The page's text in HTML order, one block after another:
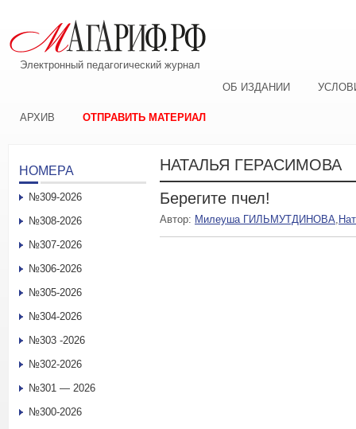
Электронный педагогический журнал
ОБ ИЗДАНИИ
АРХИВ ОТПРАВИТЬ МАТЕРИАЛ
НАТАЛЬЯ ГЕРАСИМОВА
Берегите пчел!
Автор: Милеуша ГИЛЬМУТДИНОВА,
НОМЕРА
№309-2026
№308-2026
№307-2026
№306-2026
№305-2026
№304-2026
№303 -2026
№302-2026
№301 — 2026
№300-2026